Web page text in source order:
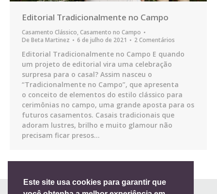
Editorial Tradicionalmente no Campo
Casamento Clássico,Casamento no Campo
De Beta Martinez 6 de julho de 2021 2 Comentários
Editorial Tradicionalmente no Campo E quando
um projeto de editorial vira uma celebração
surpresa para o casal? Assim nasceu o
“Tradicionalmente no Campo”, que apresenta
o conceito de elementos do estilo clássico para
cerimônias no campo, uma grande aposta para os
futuros casamentos. Casais tradicionais que
adoram lustres, brilho e muito glamour não
precisam ficar presos…
Este site usa cookies para garantir que